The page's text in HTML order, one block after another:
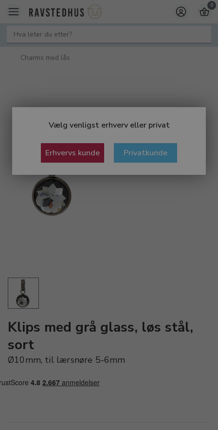
Vælg venligst erhverv eller privat
Erhvervs kunde Privatkunde
0
Charms med lås
Klips med grå glass, løs stål,
sort
Ø10mm, til lærsnøre 5-6mm